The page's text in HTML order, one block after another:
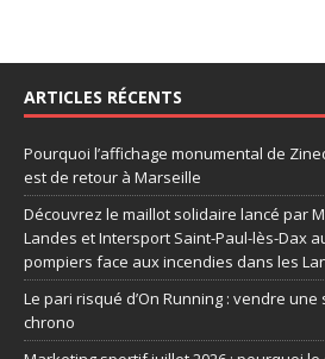
ARTICLES RÉCENTS
Pourquoi l’affichage monumental de
est de retour à Marseille
Découvrez le maillot solidaire lancé par
Landes et Intersport Saint-Paul-lès-Dax
pompiers face aux incendies dans les
Le pari risqué d’On Running : vendre
chrono